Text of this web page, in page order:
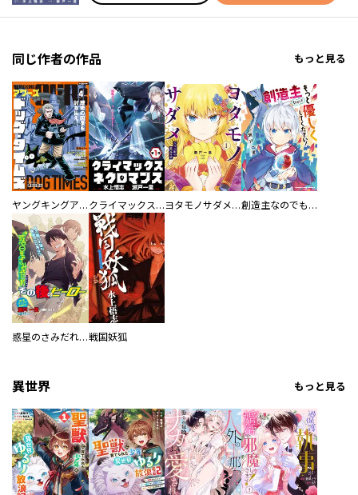
同じ作者の作品 もっと見る
ヤングキングアワーズ クライマックスネクロマンス 連載版 ヨタモノサダメ ～八百八町の鑑定奇譚～ 創造主なのでもっと優しくしてください！
惑星のさみだれスピンオフ その後のヒーロー戦国妖狐
異世界 もっと見る